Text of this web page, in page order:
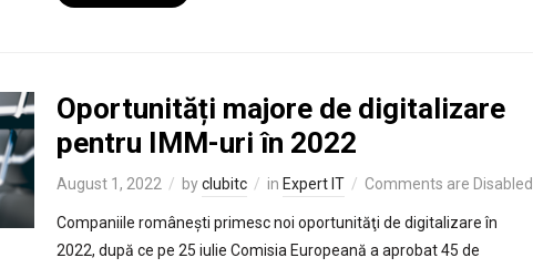
Oportunități majore de digitalizare
pentru IMM-uri în 2022
August 1, 2022 byclubitc in Expert IT Comments are Disabled
Companiile românești primesc noi oportunităţi de digitalizare în
2022, după ce pe 25 iulie Comisia Europeană a aprobat 45 de